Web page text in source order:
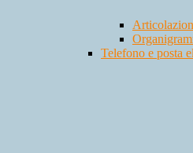
Telefono e posta